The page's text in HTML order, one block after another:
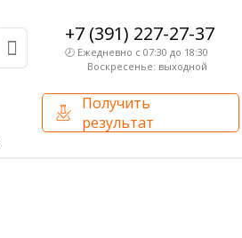
+7 (391) 227-27-37
🕗 Ежедневно с 07:30 до 18:30
Воскресенье: выходной
Получить
результат